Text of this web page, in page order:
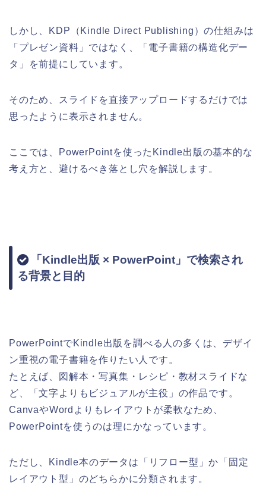
しかし、KDP（Kindle Direct Publishing）の仕組みは
「プレゼン資料」ではなく、「電子書籍の構造化デー
タ」を前提にしています。
そのため、スライドを直接アップロードするだけでは
思ったように表示されません。
ここでは、PowerPointを使ったKindle出版の基本的な
考え方と、避けるべき落とし穴を解説します。
「Kindle出版 × PowerPoint」で検索され
る背景と目的
PowerPointでKindle出版を調べる人の多くは、デザイ
ン重視の電子書籍を作りたい人です。
たとえば、図解本・写真集・レシピ・教材スライドな
ど、「文字よりもビジュアルが主役」の作品です。
CanvaやWordよりもレイアウトが柔軟なため、
PowerPointを使うのは理にかなっています。
ただし、Kindle本のデータは「リフロー型」か「固定
レイアウト型」のどちらかに分類されます。